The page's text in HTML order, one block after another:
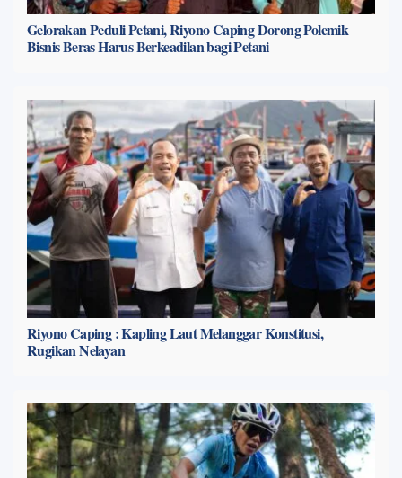
Gelorakan Peduli Petani, Riyono Caping Dorong Polemik
Bisnis Beras Harus Berkeadilan bagi Petani
Riyono Caping : Kapling Laut Melanggar Konstitusi,
Rugikan Nelayan